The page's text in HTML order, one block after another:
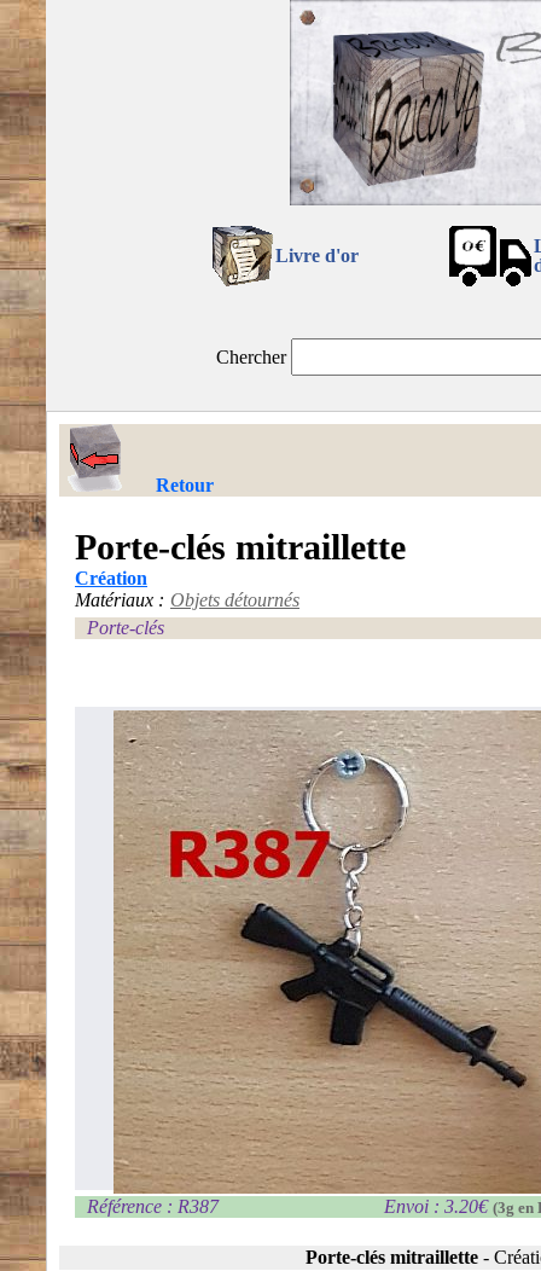
Livre d'or
Chercher
Retour
Porte-clés mitraillette
Création
Matériaux : Objets détournés
Porte-clés
Référence : R387 Envoi : 3.20€ (3g en
Porte-clés mitraillette -